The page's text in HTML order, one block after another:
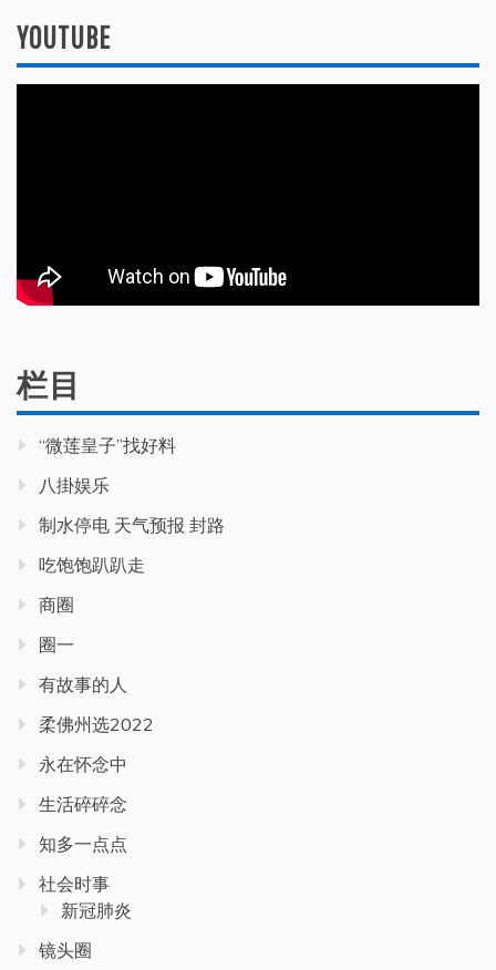
YOUTUBE
栏目
“微莲皇子”找好料
八掛娱乐
制水停电 天气预报 封路
吃饱饱趴趴走
商圈
圈一
有故事的人
柔佛州选2022
永在怀念中
生活碎碎念
知多一点点
社会时事
新冠肺炎
镜头圈